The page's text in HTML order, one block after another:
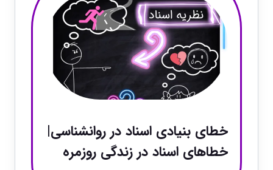
خطای بنیادی اسناد در روانشناسی|
خطاهای اسناد در زندگی روزمره